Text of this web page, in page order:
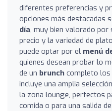
diferentes preferencias y
opciones más destacadas
día, muy bien valorado por
precio y la variedad de
puede optar por el menú
quienes desean probar lo
de un brunch completo los
incluye una amplia
la zona lounge, perfectos
comida o para una salida